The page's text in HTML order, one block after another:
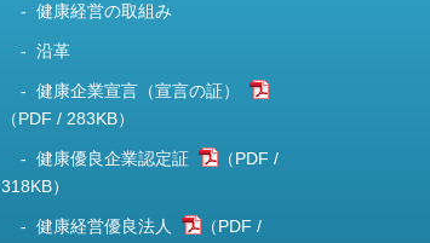
健康経営の取組み
沿革
健康企業宣言（宣言の証）
283KB）
健康優良企業認定証
318KB）
健康経営優良法人